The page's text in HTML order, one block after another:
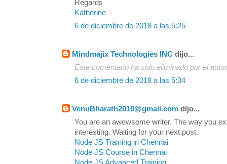
Regards
Katherine
6 de diciembre de 2018 a las 5:25
Mindmajix Technologies INC dijo...
Este comentario ha sido eliminado por el
6 de diciembre de 2018 a las 5:34
VenuBharath2010@gmail.com dijo...
You are an awewsome writer. The way you
interesting. Waiting for your next post.
Node JS Training in Chennai
Node JS Course in Chennai